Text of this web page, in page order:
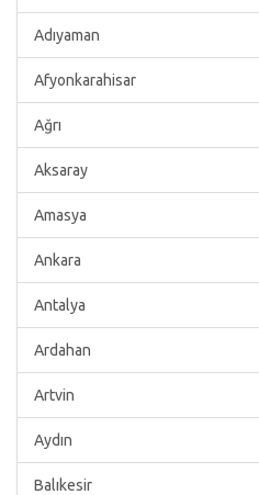
Adıyaman
Afyonkarahisar
Ağrı
Aksaray
Amasya
Ankara
Antalya
Ardahan
Artvin
Aydın
Balıkesir